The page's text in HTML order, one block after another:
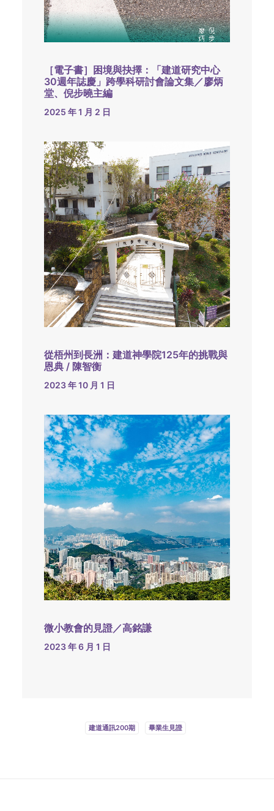
［電子書］困境與抉擇：「建道研究中心
30週年誌慶」跨學科研討會論文集／廖炳
堂、倪步曉主編
2025 年 1 月 2 日
從梧州到長洲：建道神學院125年的挑戰與
恩典 / 陳智衡
2023 年 10 月 1 日
微小教會的見證／高銘謙
2023 年 6 月 1 日
建道通訊200期 畢業生見證